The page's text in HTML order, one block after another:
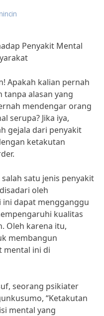
Penyakit Mental
Apakah kalian pernah
alasan yang
mendengar orang
serupa? Jika iya,
gejala dari penyakit
ketakutan
satu jenis penyakit
oleh
ini dapat mengganggu
kualitas
Oleh karena itu,
membangun
mental ini di
seorang psikiater
“Ketakutan
mental yang